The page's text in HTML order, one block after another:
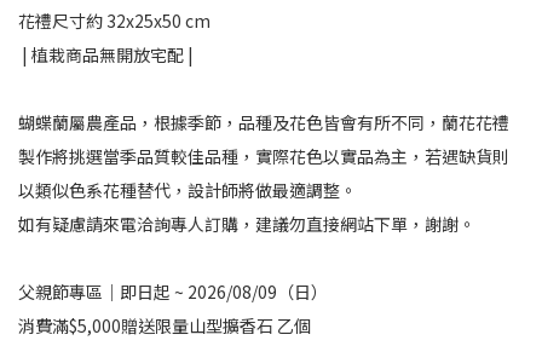
花禮尺寸約 32x25x50 cm
| 植栽商品無開放宅配 |
蝴蝶蘭屬農產品，根據季節，品種及花色皆會有所不同，蘭花花禮
製作將挑選當季品質較佳品種，實際花色以實品為主，若遇缺貨則
以類似色系花種替代，設計師將做最適調整。
如有疑慮請來電洽詢專人訂購，建議勿直接網站下單，謝謝。
父親節專區｜即日起 ~ 2026/08/09（日）
消費滿$5,000贈送限量山型擴香石 乙個